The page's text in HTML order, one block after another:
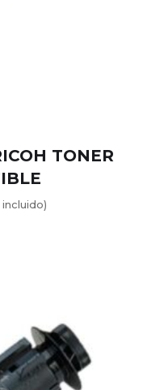
TONER
incluido)